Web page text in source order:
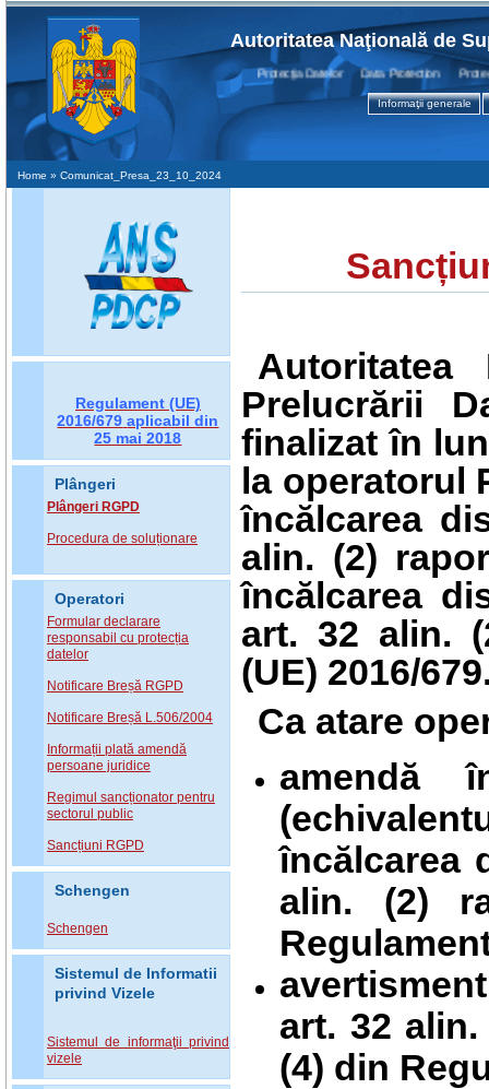
Autoritatea Naţională de
Protecţia Datelor Data Protection Protection
Informaţii generale
Home » Comunicat_Presa_23_10_2024
Regulament (UE)
2016/679 aplicabil din
25 mai 2018
Plângeri
Plângeri RGPD
Procedura de soluționare
Operatori
Formular declarare
responsabil cu protecția
datelor
Notificare Breșă RGPD
Notificare Breșă L.506/2004
Informații plată amendă
persoane juridice
Regimul sancționator pentru
sectorul public
Sancțiuni RGPD
Schengen
Schengen
Sistemul de Informatii
privind Vizele
Sistemul de informaţii privind
vizele
Autoritatea
Prelucrării
finalizat în
la operatorul
încălcarea
alin. (2)
încălcarea
art. 32 alin.
(UE) 2016/679
Ca atare
amendă
încălcarea
alin. (2)
art. 32
(4) din